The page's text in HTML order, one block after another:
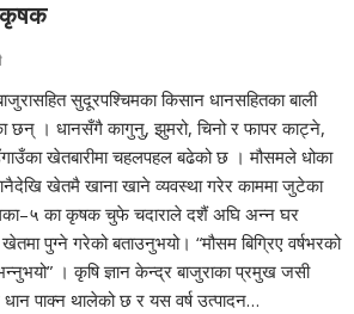
कृषक
सुदूरपश्चिमका किसान धानसहितका बाली
छन् । धानसँगै कागुनु, झुमरो, चिनो र फापर काट्ने,
खेतबारीमा चहलपहल बढेको छ । मौसमले धोका
खेतमै खाना खाने व्यवस्था गरेर काममा जुटेका
का कृषक चुफे चदाराले दशैं अघि अन्न घर
खेतमा पुग्ने गरेको बताउनुभयो। “मौसम बिग्रिए वर्षभरको
। कृषि ज्ञान केन्द्र बाजुराका प्रमुख जसी
पाक्न थालेको छ र यस वर्ष उत्पादन…